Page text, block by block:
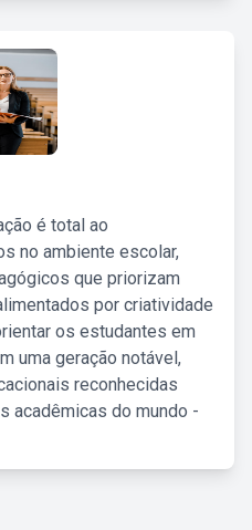
é total ao
no ambiente escolar,
que priorizam
por criatividade
os estudantes em
uma geração notável,
reconhecidas
acadêmicas do mundo -